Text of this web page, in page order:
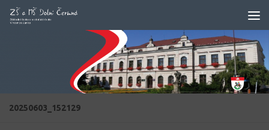
Skip to content
20250603_152129